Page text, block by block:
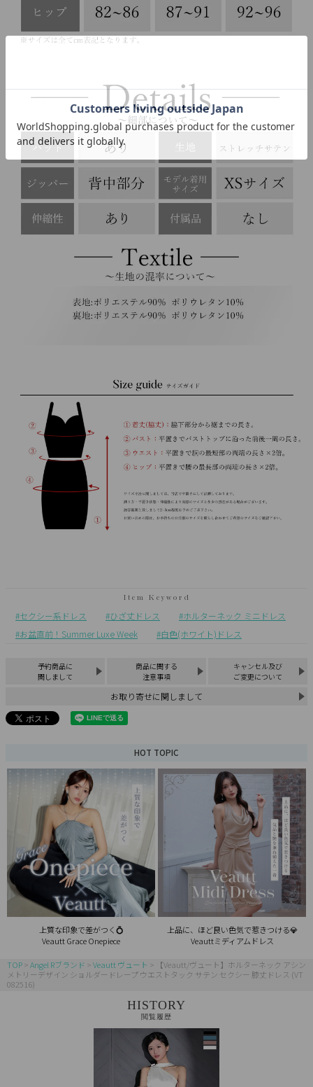
セクシー系ドレス ひざ丈ドレス
ホルターネック ミニドレス
お盆直前！Summer Luxe Week
白色(ホワイト)ドレス
予約商品に
関しまして
商品に関する
注意事項
キャンセル及び
ご変更について
お取り寄せに関しまして
HOT TOPIC
上質な印象で差がつく💍
Veautt Grace Onepiece
上品に、ほど良い色気で惹きつける💎
Veauttミディアムドレス
TOP Angel Rブランド Veautt ヴュート
【Veautt/ヴュート】ホルターネック アシン
メトリーデザイン ショルダードレープ ウエストタック サテン セクシー 膝丈ドレス (VT
082516)
HISTORY
閲覧履歴